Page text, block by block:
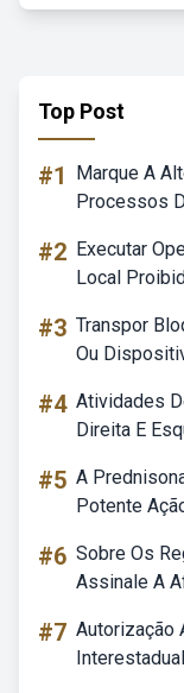
Top Post
#1
Marque A
Processos
#2 Executar
Local
#3 Transpor
Ou
#4 Atividades
Direita E
#5 A
Potente
#6 Sobre Os
Assinale A
#7 Autorização